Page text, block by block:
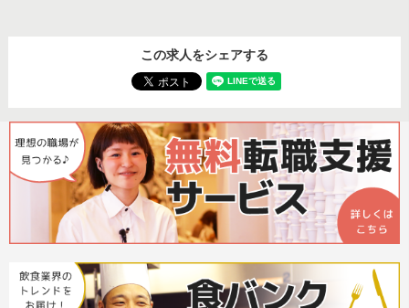
この求人をシェアする